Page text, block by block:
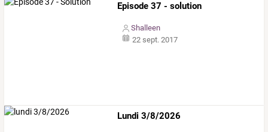
Episode 37 - solution
Shalleen
22 sept. 2017
Lundi 3/8/2026